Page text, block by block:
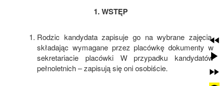
1. WSTĘP
Rodzic kandydata zapisuje go na wybrane zajęcia,
składając wymagane przez placówkę dokumenty w
sekretariacie placówki W przypadku kandydatów
pełnoletnich – zapisują się oni osobiście.